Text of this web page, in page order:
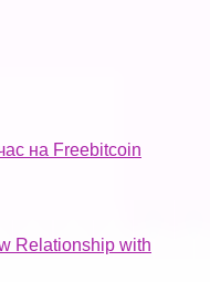
на Freebitcoin
Relationship with